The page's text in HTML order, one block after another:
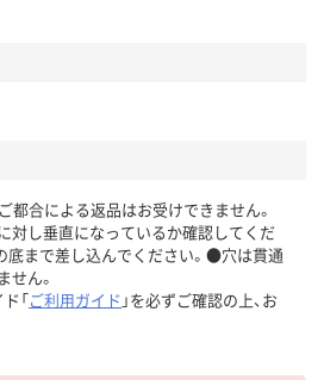
都合による返品はお受けできません。
し垂直になっているか確認してくだ
底まで差し込んでください。●穴は貫通
せん。
「ご利用ガイド 」を必ずご確認の上、お